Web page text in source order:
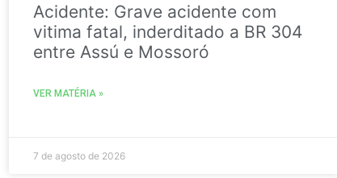
Acidente: Grave acidente com
vitima fatal, inderditado a BR 304
entre Assú e Mossoró
VER MATÉRIA »
7 de agosto de 2026